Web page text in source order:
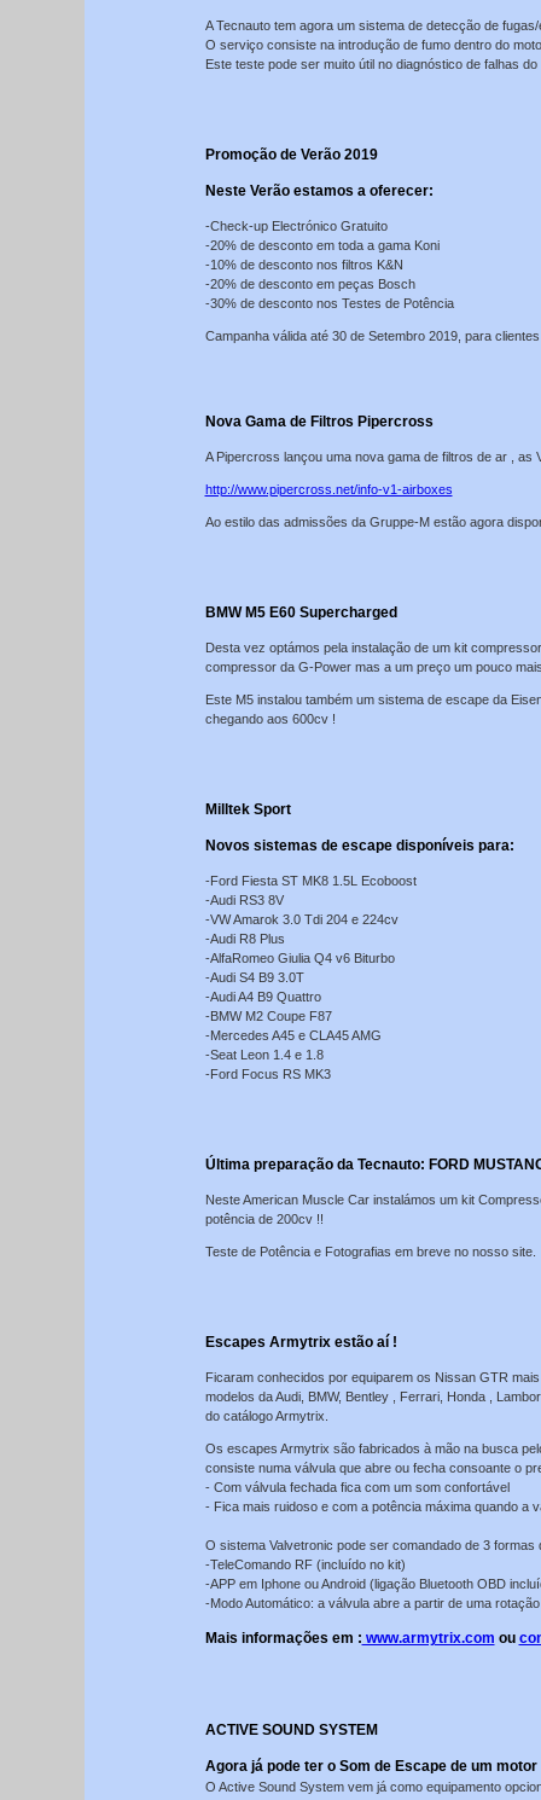
A Tecnauto tem agora um sistema de detecção de
O serviço consiste na introdução de fumo dentro do
Este teste pode ser muito útil no diagnóstico de falhas
Promoção de Verão 2019
Neste Verão estamos a oferecer:
-Check-up Electrónico Gratuito
-20% de desconto em toda a gama Koni
-10% de desconto nos filtros K&N
-20% de desconto em peças Bosch
-30% de desconto nos Testes de Potência
Campanha válida até 30 de Setembro 2019, para
Nova Gama de Filtros Pipercross
A Pipercross lançou uma nova gama de filtros de ar , as
http://www.pipercross.net/info-v1-airboxes
Ao estilo das admissões da Gruppe-M estão agora
BMW M5 E60 Supercharged
Desta vez optámos pela instalação de um kit
compressor da G-Power mas a um preço um pouco
Este M5 instalou também um sistema de escape da
chegando aos 600cv !
Milltek Sport
Novos sistemas de escape disponíveis para:
-Ford Fiesta ST MK8 1.5L Ecoboost
-Audi RS3 8V
-VW Amarok 3.0 Tdi 204 e 224cv
-Audi R8 Plus
-AlfaRomeo Giulia Q4 v6 Biturbo
-Audi S4 B9 3.0T
-Audi A4 B9 Quattro
-BMW M2 Coupe F87
-Mercedes A45 e CLA45 AMG
-Seat Leon 1.4 e 1.8
-Ford Focus RS MK3
Última preparação da Tecnauto: FORD
Neste American Muscle Car instalámos um kit
potência de 200cv !!
Teste de Potência e Fotografias em breve no nosso site.
Escapes Armytrix estão aí !
Ficaram conhecidos por equiparem os Nissan GTR
modelos da Audi, BMW, Bentley , Ferrari, Honda ,
do catálogo Armytrix.
Os escapes Armytrix são fabricados à mão na busca
consiste numa válvula que abre ou fecha consoante o
- Com válvula fechada fica com um som confortável
- Fica mais ruidoso e com a potência máxima quando a
O sistema Valvetronic pode ser comandado de 3 formas
-TeleComando RF (incluído no kit)
-APP em Iphone ou Android (ligação Bluetooth OBD
-Modo Automático: a válvula abre a partir de uma
Mais informações em : www.armytrix.com ou
ACTIVE SOUND SYSTEM
Agora já pode ter o Som de Escape de um
O Active Sound System vem já como equipamento